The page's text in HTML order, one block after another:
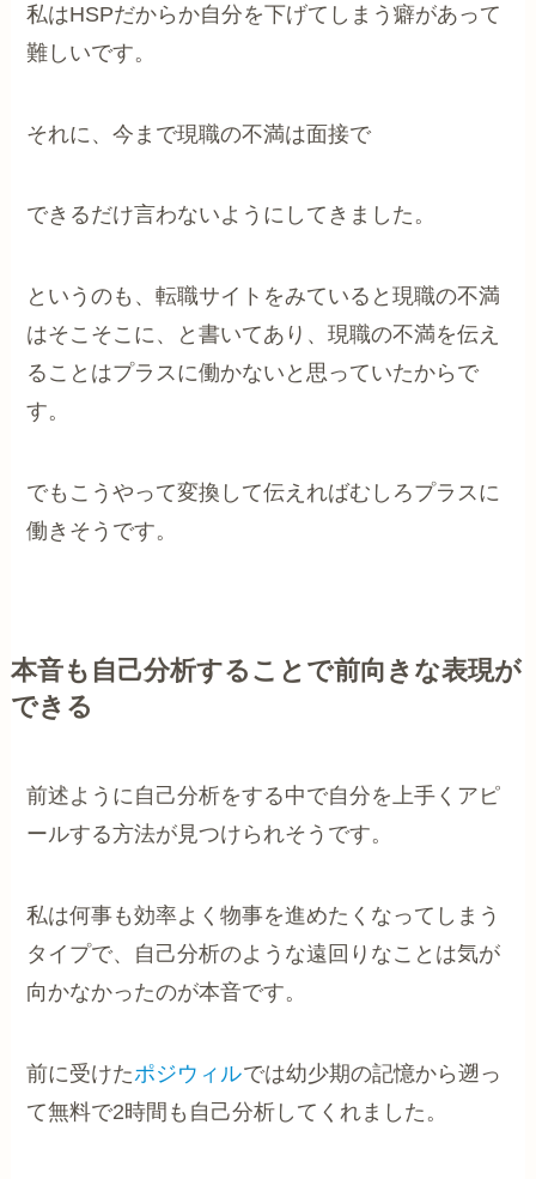
私はHSPだからか自分を下げてしまう癖があって
難しいです。
それに、今まで現職の不満は面接で
できるだけ言わないようにしてきました。
というのも、転職サイトをみていると現職の不満
はそこそこに、と書いてあり、現職の不満を伝え
ることはプラスに働かないと思っていたからで
す。
でもこうやって変換して伝えればむしろプラスに
働きそうです。
本音も自己分析することで前向きな表現が
できる
前述ように自己分析をする中で自分を上手くアピ
ールする方法が見つけられそうです。
私は何事も効率よく物事を進めたくなってしまう
タイプで、自己分析のような遠回りなことは気が
向かなかったのが本音です。
前に受けたポジウィルでは幼少期の記憶から遡っ
て無料で2時間も自己分析してくれました。